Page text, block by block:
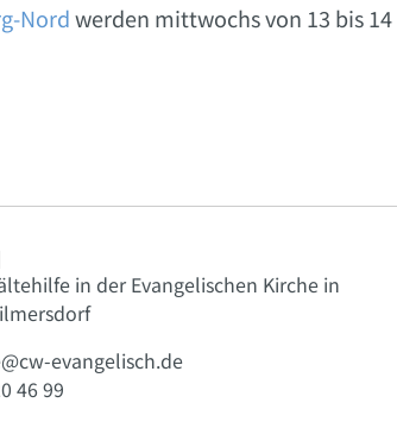
Nordwerden mittwochs von 13 bis
in der Evangelischen Kirche in
evangelisch.de
46 99